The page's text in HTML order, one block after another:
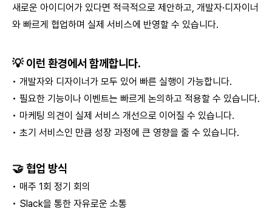
새로운 아이디어가 있다면 적극적으로 제안하고, 개발자·디자이너
와 빠르게 협업하며 실제 서비스에 반영할 수 있습니다.
💡 이런 환경에서 함께합니다.
• 개발자와 디자이너가 모두 있어 빠른 실행이 가능합니다.
• 필요한 기능이나 이벤트는 빠르게 논의하고 적용할 수 있습니다.
• 마케팅 의견이 실제 서비스 개선으로 이어질 수 있습니다.
• 초기 서비스인 만큼 성장 과정에 큰 영향을 줄 수 있습니다.
🤝 협업 방식
• 매주 1회 정기 회의
• Slack을 통한 자유로운 소통